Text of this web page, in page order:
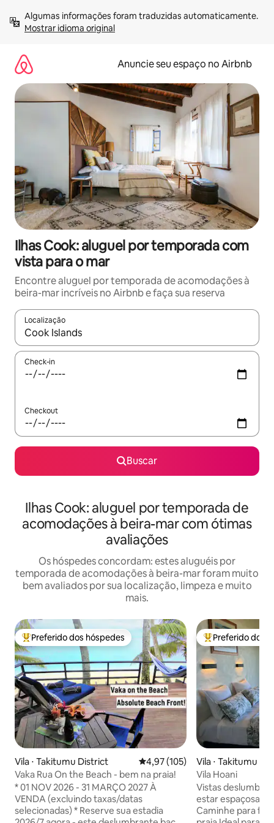
para
Mostrar idioma original
Anuncie seu espaço no Airbnb
Ilhas Cook: aluguel por temporada com
vista para o mar
Encontre aluguel por temporada de acomodações à
beira-mar incríveis no Airbnb e faça sua reserva
Localização
Quando os resultados estiverem disponíveis, explore-os
Check-in
Checkout
Buscar
Ilhas Cook: aluguel por temporada de
acomodações à beira-mar com ótimas
avaliações
Os hóspedes concordam: estes aluguéis por
temporada de acomodações à beira-mar foram muito
bem avaliados por sua localização, limpeza e muito
mais.
Entre os melhores preferidos dos hóspedes
Preferido dos hóspedes
Vila ⋅ Takitumu District 4,97 de uma avaliação média de
4,97 (105)
Vaka Rua On the Beach - bem na praia!
* 01 NOV 2026 - 31 MARÇO 2027 À
VENDA (excluindo taxas/datas
selecionadas) * Reserve sua estadia
Entre os
Preferido dos
Vila ⋅ Takitumu
Vila Hoani
Vistas
estar espaçosas
Caminhe para